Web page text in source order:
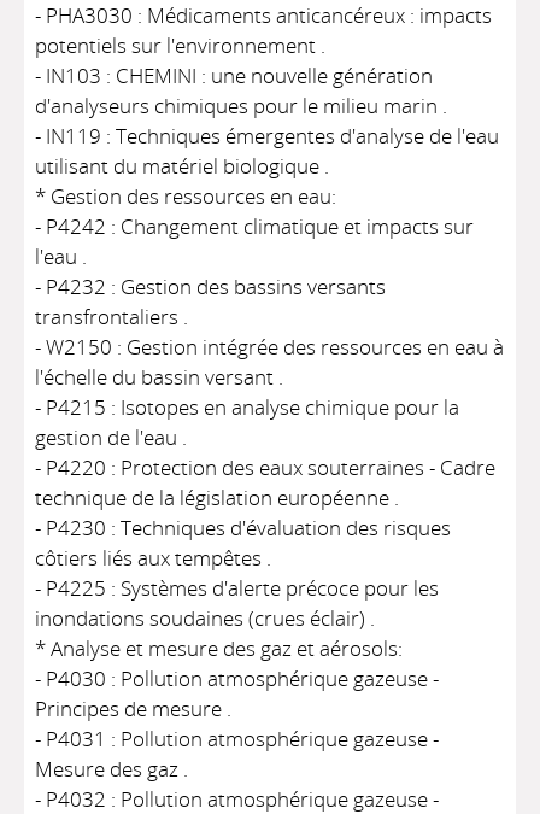
- PHA3030 : Médicaments anticancéreux : impacts
potentiels sur l'environnement .
- IN103 : CHEMINI : une nouvelle génération
d'analyseurs chimiques pour le milieu marin .
- IN119 : Techniques émergentes d'analyse de l'eau
utilisant du matériel biologique .
* Gestion des ressources en eau:
- P4242 : Changement climatique et impacts sur
l'eau .
- P4232 : Gestion des bassins versants
transfrontaliers .
- W2150 : Gestion intégrée des ressources en eau à
l'échelle du bassin versant .
- P4215 : Isotopes en analyse chimique pour la
gestion de l'eau .
- P4220 : Protection des eaux souterraines - Cadre
technique de la législation européenne .
- P4230 : Techniques d'évaluation des risques
côtiers liés aux tempêtes .
- P4225 : Systèmes d'alerte précoce pour les
inondations soudaines (crues éclair) .
* Analyse et mesure des gaz et aérosols:
- P4030 : Pollution atmosphérique gazeuse -
Principes de mesure .
- P4031 : Pollution atmosphérique gazeuse -
Mesure des gaz .
- P4032 : Pollution atmosphérique gazeuse -